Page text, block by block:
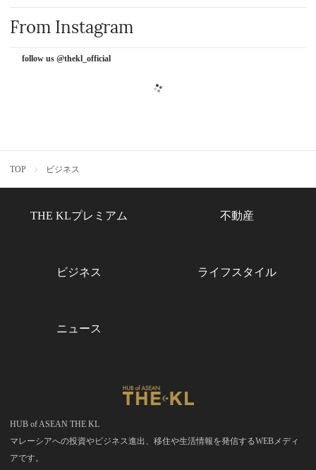
From Instagram
follow us @thekl_official
TOP ビジネス
THE KLプレミアム 不動産
ビジネス ライフスタイル
ニュース
HUB of ASEAN THE KL
マレーシアへの投資やビジネス進出、移住や生活情報を発信するWEBメディ
アです。